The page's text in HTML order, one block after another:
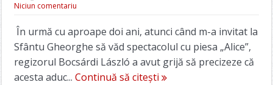
Niciun comentariu
În urmă cu aproape doi ani, atunci când m-a invitat la
Sfântu Gheorghe să văd spectacolul cu piesa „Alice”,
regizorul Bocsárdi László a avut grijă să precizeze că
acesta aduc... Continuă să citești